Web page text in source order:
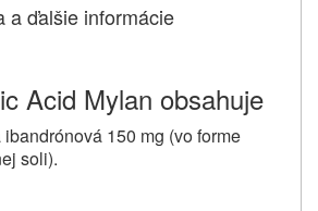
a ďalšie informácie
Acid Mylan obsahuje
150 mg (vo forme
soli).